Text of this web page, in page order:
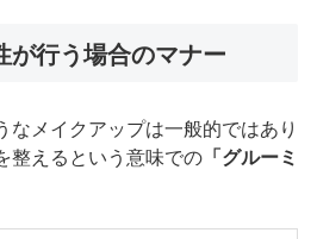
が行う場合のマナー
なメイクアップは一般的ではあり
整えるという意味での 「グルーミ